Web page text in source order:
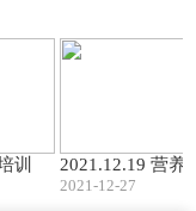
训
2021.12.19 营养
2021-12-27